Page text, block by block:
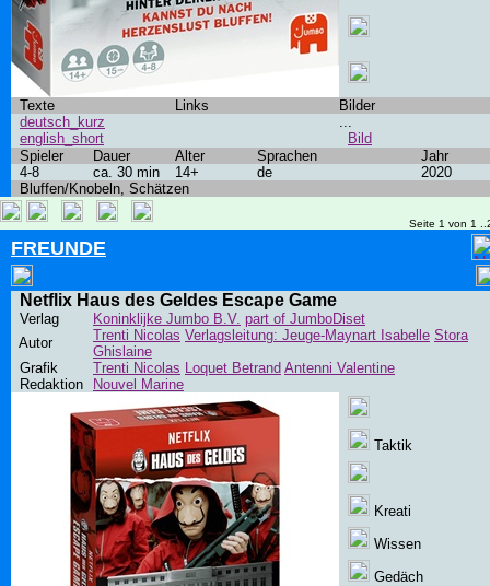
Texte Links
Bilder
deutsch_kurz
english_short
...
Bild
Spieler
Dauer Alter Sprachen
Jahr
4-8
ca. 30 min 14+ de
2020
Bluffen/Knobeln, Schätzen
Seite 1 von 1
FREUNDE
Netflix Haus des Geldes Escape Game
Verlag Koninklijke Jumbo B.V. part of JumboDiset
Autor
Trenti Nicolas Verlagsleitung: Jeuge-Maynart Isabelle Stora
Ghislaine
Grafik
Trenti Nicolas Loquet Betrand Antenni Valentine
Redaktion
Nouvel Marine
Taktik
Kreati
Wissen
Gedäch